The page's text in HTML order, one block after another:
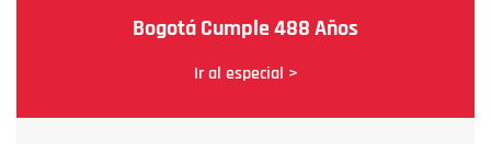
Bogotá Cumple 488 Años
Ir al especial >